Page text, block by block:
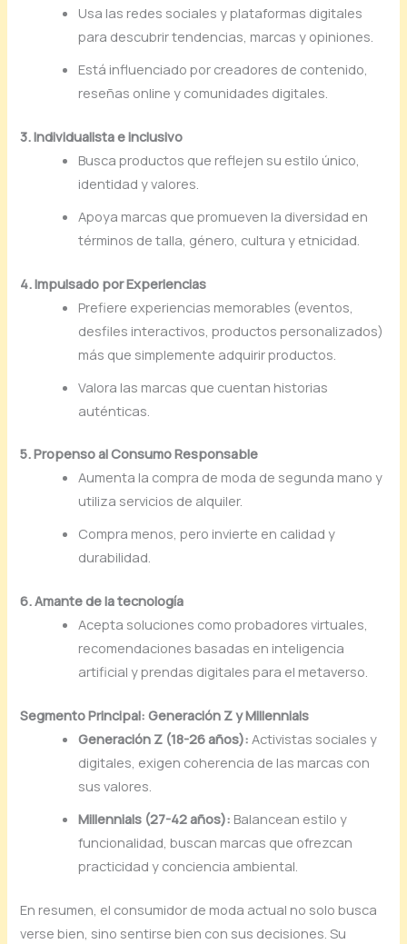
Usa las redes sociales y plataformas digitales
para descubrir tendencias, marcas y opiniones.
Está influenciado por creadores de contenido,
reseñas online y comunidades digitales.
3. Individualista e inclusivo
Busca productos que reflejen su estilo único,
identidad y valores.
Apoya marcas que promueven la diversidad en
términos de talla, género, cultura y etnicidad.
4. Impulsado por Experiencias
Prefiere experiencias memorables (eventos,
desfiles interactivos, productos personalizados)
más que simplemente adquirir productos.
Valora las marcas que cuentan historias
auténticas.
5. Propenso al Consumo Responsable
Aumenta la compra de moda de segunda mano y
utiliza servicios de alquiler.
Compra menos, pero invierte en calidad y
durabilidad.
6. Amante de la tecnología
Acepta soluciones como probadores virtuales,
recomendaciones basadas en inteligencia
artificial y prendas digitales para el metaverso.
Segmento Principal: Generación Z y Millennials
Generación Z (18-26 años): Activistas sociales y
digitales, exigen coherencia de las marcas con
sus valores.
Millennials (27-42 años): Balancean estilo y
funcionalidad, buscan marcas que ofrezcan
practicidad y conciencia ambiental.
En resumen, el consumidor de moda actual no solo busca
verse bien, sino sentirse bien con sus decisiones. Su